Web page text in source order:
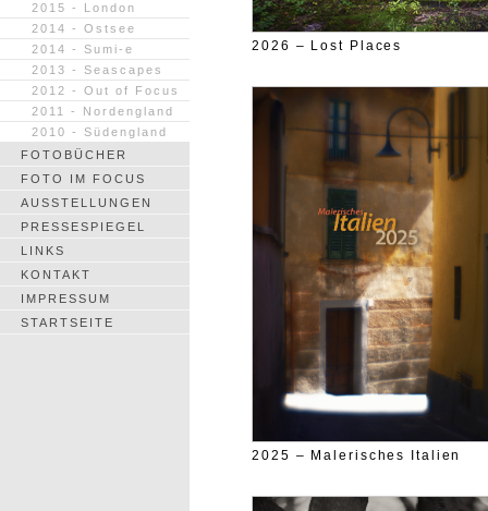
2015 - London
2014 - Ostsee
2014 - Sumi-e
2013 - Seascapes
2012 - Out of Focus
2011 - Nordengland
2010 - Südengland
FOTOBÜCHER
FOTO IM FOCUS
AUSSTELLUNGEN
PRESSESPIEGEL
LINKS
KONTAKT
IMPRESSUM
STARTSEITE
2026 – Lost Places
2025 – Malerisches Italien